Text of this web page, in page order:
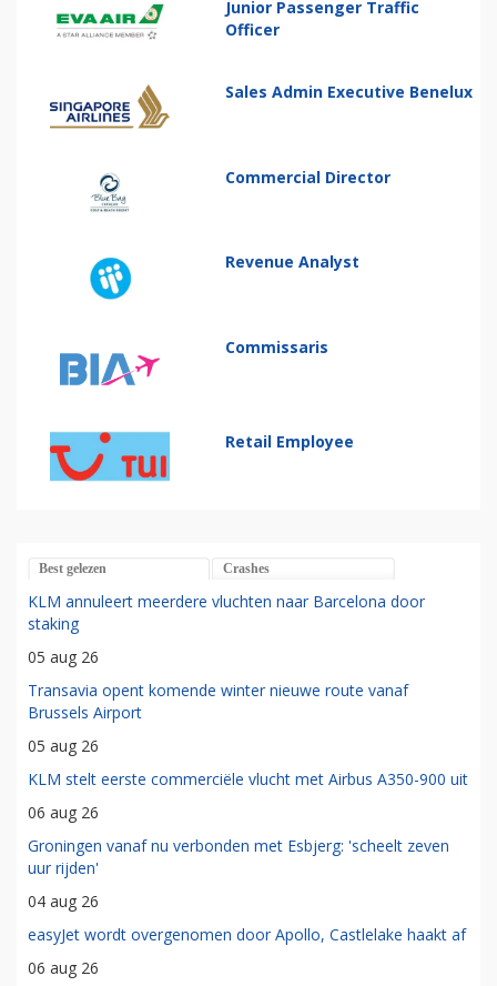
Junior Passenger Traffic
Officer
Sales Admin Executive Benelux
Commercial Director
Revenue Analyst
Commissaris
Retail Employee
Best gelezen Crashes
KLM annuleert meerdere vluchten naar Barcelona door
staking
05 aug 26
Transavia opent komende winter nieuwe route vanaf
Brussels Airport
05 aug 26
KLM stelt eerste commerciële vlucht met Airbus A350-900 uit
06 aug 26
Groningen vanaf nu verbonden met Esbjerg: 'scheelt zeven
uur rijden'
04 aug 26
easyJet wordt overgenomen door Apollo, Castlelake haakt af
06 aug 26